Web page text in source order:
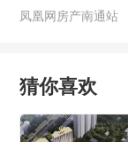
凤凰网房产南通站
猜你喜欢